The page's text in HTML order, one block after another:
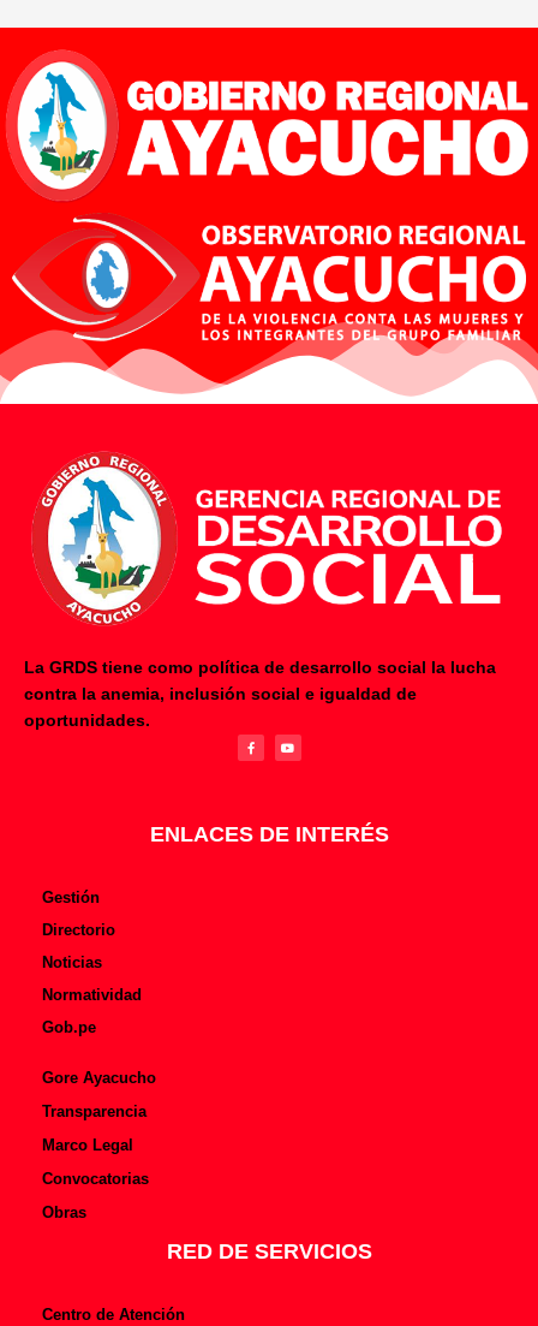
La GRDS tiene como política de desarrollo social la lucha
contra la anemia, inclusión social e igualdad de
oportunidades.
c
e
b
u
t
u
ENLACES DE INTERÉS
Gestión
Directorio
Noticias
Normatividad
Gob.pe
Gore Ayacucho
Transparencia
Marco Legal
Convocatorias
Obras
RED DE SERVICIOS
Centro de Atención